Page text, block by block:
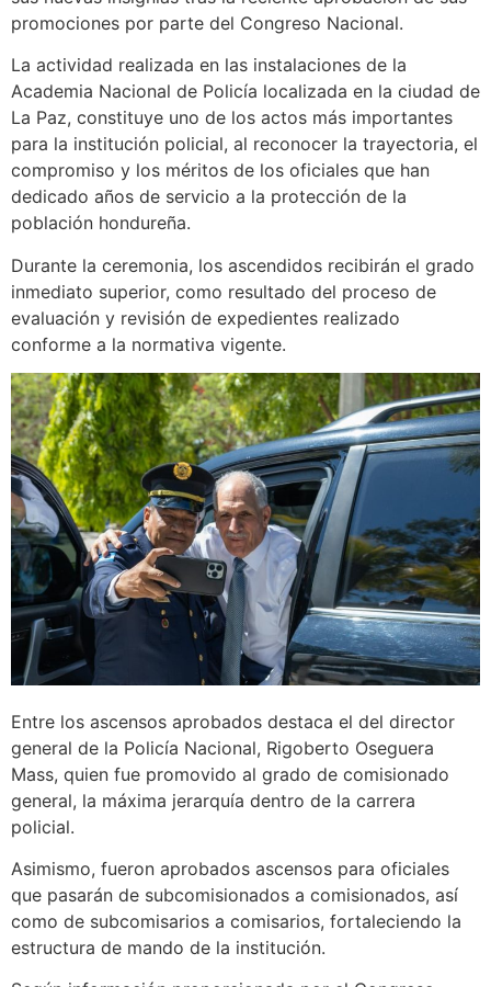
promociones por parte del Congreso Nacional.
La actividad realizada en las instalaciones de la
Academia Nacional de Policía localizada en la ciudad de
La Paz, constituye uno de los actos más importantes
para la institución policial, al reconocer la trayectoria, el
compromiso y los méritos de los oficiales que han
dedicado años de servicio a la protección de la
población hondureña.
Durante la ceremonia, los ascendidos recibirán el grado
inmediato superior, como resultado del proceso de
evaluación y revisión de expedientes realizado
conforme a la normativa vigente.
Entre los ascensos aprobados destaca el del director
general de la Policía Nacional, Rigoberto Oseguera
Mass, quien fue promovido al grado de comisionado
general, la máxima jerarquía dentro de la carrera
policial.
Asimismo, fueron aprobados ascensos para oficiales
que pasarán de subcomisionados a comisionados, así
como de subcomisarios a comisarios, fortaleciendo la
estructura de mando de la institución.